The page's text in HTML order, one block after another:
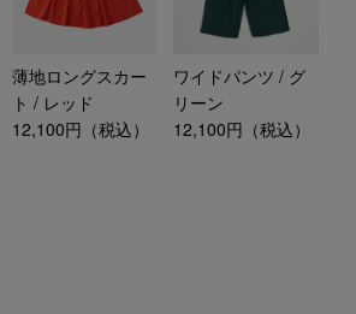
薄地ロングスカー
ト / レッド
12,100円（税込）
ワイドパンツ / グ
リーン
12,100円（税込）